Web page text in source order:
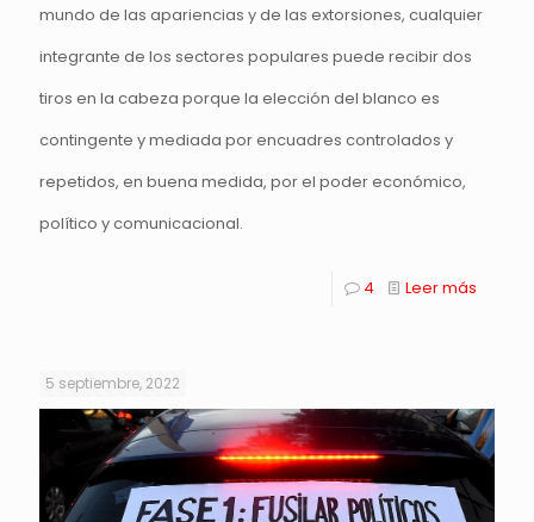
mundo de las apariencias y de las extorsiones, cualquier
integrante de los sectores populares puede recibir dos
tiros en la cabeza porque la elección del blanco es
contingente y mediada por encuadres controlados y
repetidos, en buena medida, por el poder económico,
político y comunicacional.
4 Leer más
5 septiembre, 2022